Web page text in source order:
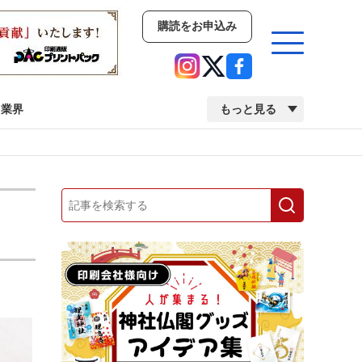
購読をお申込み
業界 もっと見る
イベント
業界 市場・統計 人事・移転・異動・訃報
中古印刷機・製本機特集 2022 検査・校正特集